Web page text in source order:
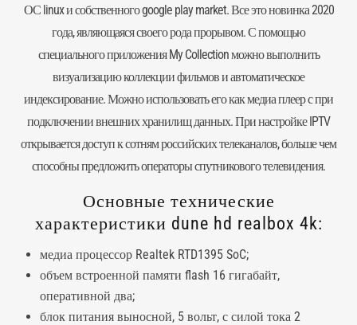
ОС linux и собственного google play market. Все это новинка 2020
года, являющаяся своего рода прорывом. С помощью
специального приложения My Collection можно выполнить
визуализацию коллекции фильмов и автоматическое
индексирование. Можно использовать его как медиа плеер с при
подключении внешних хранилищ данных. При настройке IPTV
открывается доступ к сотням российских телеканалов, больше чем
способны предложить операторы спутникового телевидения.
Основные технические
характеристики dune hd realbox 4k:
медиа процессор Realtek RTD1395 SoC;
объем встроенной памяти flash 16 гигабайт,
оперативной два;
блок питания выносной, 5 вольт, с силой тока 2